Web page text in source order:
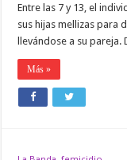
Entre las 7 y 13, el
sus hijas mellizas para
llevándose a su pareja.
Más »